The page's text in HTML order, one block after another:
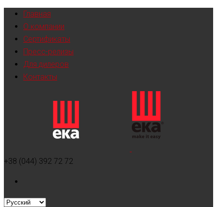
Главная
О компании
Сертификаты
Пресс-релизы
Для дилеров
Контакты
+38 (044) 392 72 72